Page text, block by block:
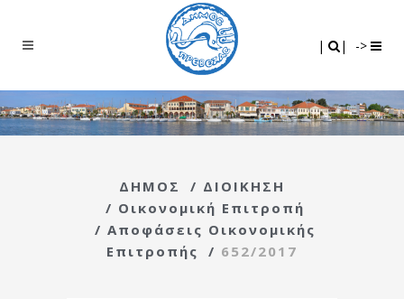
| | ->
ΔΗΜΟΣ / ΔΙΟΙΚΗΣΗ
/ Οικονομική Επιτροπή
/ Αποφάσεις Οικονομικής
Επιτροπής
/ 652/2017